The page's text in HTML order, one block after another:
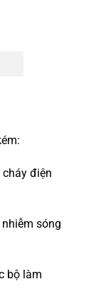
điện
sóng
bộ làm